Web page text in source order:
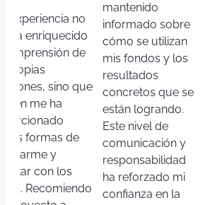
experiencia no
ha enriquecido
de
propias
sino que
me ha
formas de
y
con los
Recomiendo
mantenido
informado sobre
cómo se utilizan
mis fondos y los
resultados
concretos que se
están logrando.
Este nivel de
comunicación y
responsabilidad
ha reforzado mi
confianza en la